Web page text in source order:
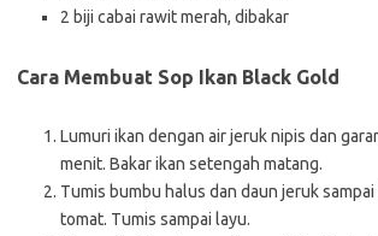
2 biji cabai rawit merah, dibakar
Cara Membuat Sop Ikan Black Gold
Lumuri ikan dengan air jeruk nipis dan
menit. Bakar ikan setengah matang.
Tumis bumbu halus dan daun jeruk
tomat. Tumis sampai layu.